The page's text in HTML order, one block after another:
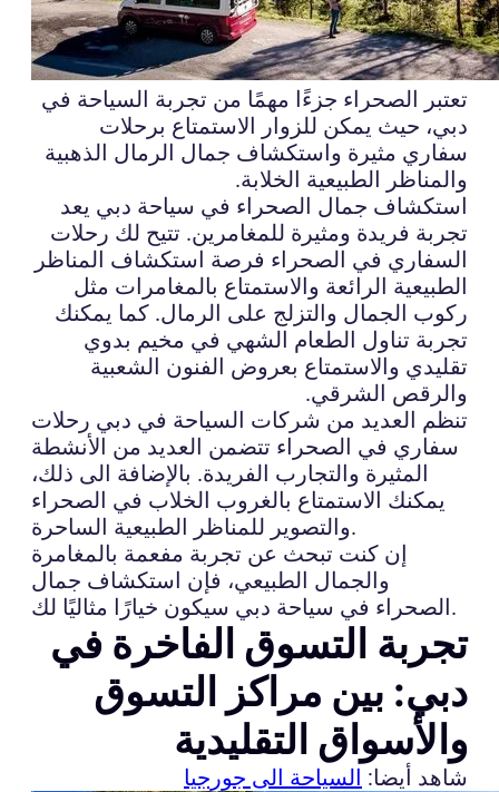
تعتبر الصحراء جزءًا مهمًا من تجربة السياحة في
دبي، حيث يمكن للزوار الاستمتاع برحلات
سفاري مثيرة واستكشاف جمال الرمال الذهبية
والمناظر الطبيعية الخلابة.
استكشاف جمال الصحراء في سياحة دبي يعد
تجربة فريدة ومثيرة للمغامرين. تتيح لك رحلات
السفاري في الصحراء فرصة استكشاف المناظر
الطبيعية الرائعة والاستمتاع بالمغامرات مثل
ركوب الجمال والتزلج على الرمال. كما يمكنك
تجربة تناول الطعام الشهي في مخيم بدوي
تقليدي والاستمتاع بعروض الفنون الشعبية
والرقص الشرقي.
تنظم العديد من شركات السياحة في دبي رحلات
سفاري في الصحراء تتضمن العديد من الأنشطة
المثيرة والتجارب الفريدة. بالإضافة الى ذلك،
يمكنك الاستمتاع بالغروب الخلاب في الصحراء
والتصوير للمناظر الطبيعية الساحرة.
إن كنت تبحث عن تجربة مفعمة بالمغامرة
والجمال الطبيعي، فإن استكشاف جمال
الصحراء في سياحة دبي سيكون خيارًا مثاليًا لك.
تجربة التسوق الفاخرة في
دبي: بين مراكز التسوق
والأسواق التقليدية
شاهد أيضا: السياحة الى جورجيا